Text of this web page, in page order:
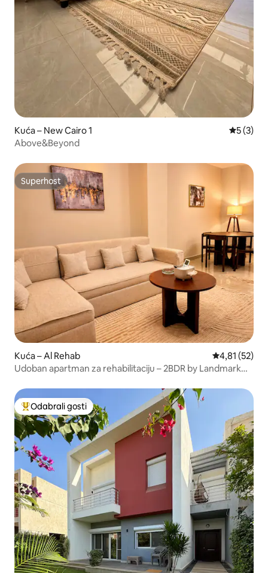
Kuća – New Cairo 1
5 (3)
Above&Beyond
Superhost
Superhost
Kuća – Al Rehab Prosječna
4,81 (52)
Udoban apartman za rehabilitaciju – 2BDR by Landmark
Među najviše rangiranima s oznakom „Odabrali gosti”
Odabrali gosti